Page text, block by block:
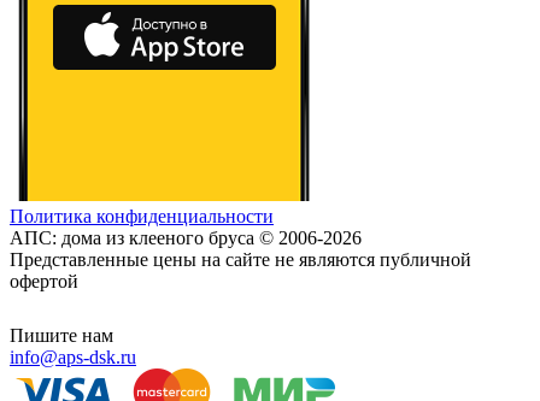
Политика конфиденциальности
АПС: дома из клееного бруса © 2006-2026
Представленные цены на сайте не являются публичной
офертой
Пишите нам
info@aps-dsk.ru